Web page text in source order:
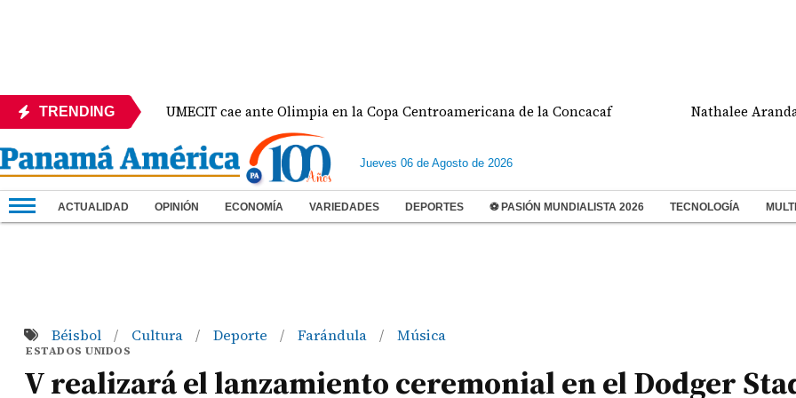
TRENDING UMECIT cae ante Olimpia en la Copa Centroamericana de la Concacaf Nathalee Aranda
Jueves 06 de Agosto de 2026
ACTUALIDAD OPINIÓN ECONOMÍA VARIEDADES DEPORTES ⚽ PASIÓN MUNDIALISTA 2026 TECNOLOGÍA
Béisbol / Cultura / Deporte / Farándula / Música
ESTADOS UNIDOS
V realizará el lanzamiento ceremonial en el Dodger